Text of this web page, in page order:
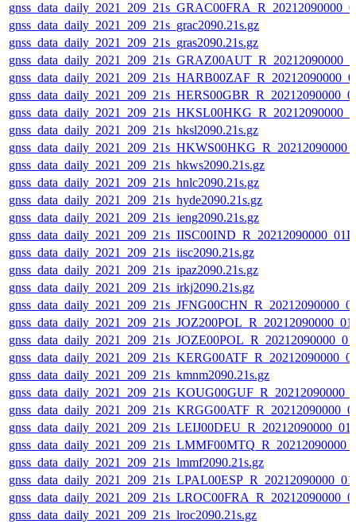
gnss_data_daily_2021_209_21s_grac2090.21s.gz
gnss_data_daily_2021_209_21s_gras2090.21s.gz
gnss_data_daily_2021_209_21s_hksl2090.21s.gz
gnss_data_daily_2021_209_21s_hkws2090.21s.gz
gnss_data_daily_2021_209_21s_hnlc2090.21s.gz
gnss_data_daily_2021_209_21s_hyde2090.21s.gz
gnss_data_daily_2021_209_21s_ieng2090.21s.gz
gnss_data_daily_2021_209_21s_iisc2090.21s.gz
gnss_data_daily_2021_209_21s_ipaz2090.21s.gz
gnss_data_daily_2021_209_21s_irkj2090.21s.gz
gnss_data_daily_2021_209_21s_kmnm2090.21s.gz
gnss_data_daily_2021_209_21s_lmmf2090.21s.gz
gnss_data_daily_2021_209_21s_lroc2090.21s.gz